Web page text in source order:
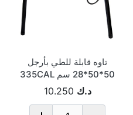
تاوه قابلة للطي بأرجل
50*50*28 سم 335CAL
د.ك 10.250